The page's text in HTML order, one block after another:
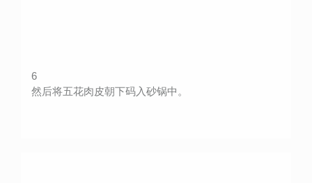
6
然后将五花肉皮朝下码入砂锅中。